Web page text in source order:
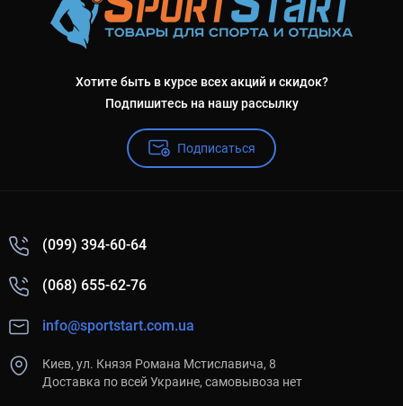
Хотите быть в курсе всех акций и скидок?
Подпишитесь на нашу рассылку
Подписаться
(099) 394-60-64
(068) 655-62-76
info@sportstart.com.ua
Киев, ул. Князя Романа Мстиславича, 8
Доставка по всей Украине, самовывоза нет